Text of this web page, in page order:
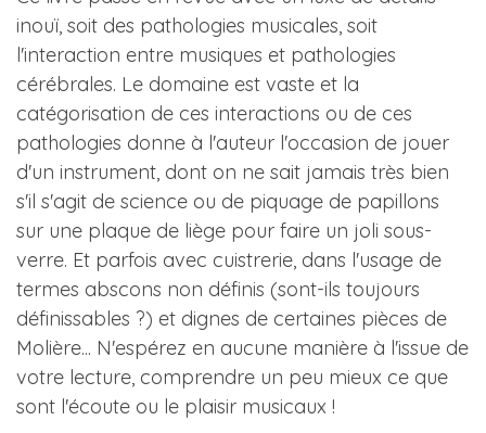
inouï, soit des pathologies musicales, soit
l'interaction entre musiques et pathologies
cérébrales. Le domaine est vaste et la
catégorisation de ces interactions ou de ces
pathologies donne à l'auteur l'occasion de jouer
d'un instrument, dont on ne sait jamais très bien
s'il s'agit de science ou de piquage de papillons
sur une plaque de liège pour faire un joli sous-
verre. Et parfois avec cuistrerie, dans l'usage de
termes abscons non définis (sont-ils toujours
définissables ?) et dignes de certaines pièces de
Molière... N'espérez en aucune manière à l'issue de
votre lecture, comprendre un peu mieux ce que
sont l'écoute ou le plaisir musicaux !